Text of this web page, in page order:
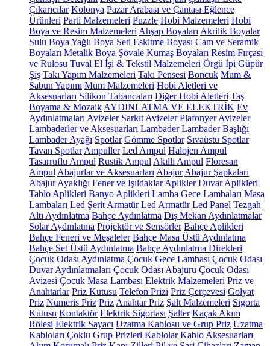
Çıkarıcılar Kolonya Pazar Arabası ve Çantası Eğlence
Ürünleri Parti Malzemeleri Puzzle Hobi Malzemeleri Hobi
Boya ve Resim Malzemeleri Ahşap Boyaları Akrilik Boyalar
Sulu Boya Yağlı Boya Seti Eskitme Boyası Cam ve Seramik
Boyaları Metalik Boya Şövale Kumaş Boyaları Resim Fırçası
ve Rulosu Tuval El İşi & Tekstil Malzemeleri Örgü İpi Güpür
Şiş Takı Yapım Malzemeleri Takı Pensesi Boncuk Mum &
Sabun Yapımı Mum Malzemeleri Hobi Aletleri ve
Aksesuarları Silikon Tabancaları Diğer Hobi Aletleri Taş
Boyama & Mozaik AYDINLATMA VE ELEKTRİK Ev
Aydınlatmaları Avizeler Sarkıt Avizeler Plafonyer Avizeler
Lambaderler ve Aksesuarları Lambader Lambader Başlığı
Lambader Ayağı Spotlar Gömme Spotlar Sıvaüstü Spotlar
Tavan Spotlar Ampuller Led Ampul Halojen Ampul
Tasarruflu Ampul Rustik Ampul Akıllı Ampul Floresan
Ampul Abajurlar ve Aksesuarları Abajur Abajur Şapkaları
Abajur Ayaklığı Fener ve Işıldaklar Aplikler Duvar Aplikleri
Tablo Aplikleri Banyo Aplikleri Lamba Gece Lambaları Masa
Lambaları Led Şerit Armatür Led Armatür Led Panel Tezgah
Altı Aydınlatma Bahçe Aydınlatma Dış Mekan Aydınlatmalar
Solar Aydınlatma Projektör ve Sensörler Bahçe Aplikleri
Bahçe Feneri ve Meşaleler Bahçe Masa Üstü Aydınlatma
Bahçe Set Üstü Aydınlatma Bahçe Aydınlatma Direkleri
Çocuk Odası Aydınlatma Çocuk Gece Lambası Çocuk Odası
Duvar Aydınlatmaları Çocuk Odası Abajuru Çocuk Odası
Avizesi Çocuk Masa Lambası Elektrik Malzemeleri Priz ve
Anahtarlar Priz Kutusu Telefon Prizi Priz Çerçevesi Golyat
Priz Nümeris Priz Priz Anahtar Priz Şalt Malzemeleri Sigorta
Kutusu Kontaktör Elektrik Sigortası Şalter Kaçak Akım
Rölesi Elektrik Sayacı Uzatma Kablosu ve Grup Priz Uzatma
Kabloları Çoklu Grup Prizleri Kablolar Kablo Aksesuarları